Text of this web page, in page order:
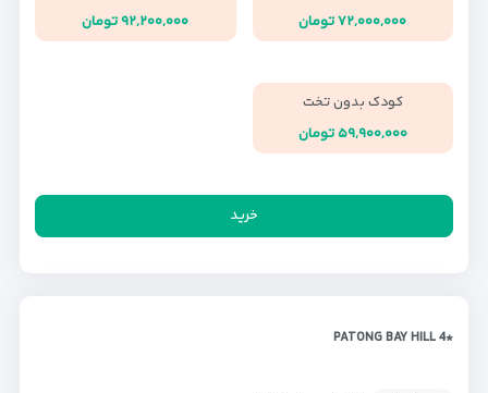
۷۲,۰۰۰,۰۰۰ تومان
۹۲,۲۰۰,۰۰۰ تومان
کودک بدون تخت
۵۹,۹۰۰,۰۰۰ تومان
خرید
*PATONG BAY HILL 4